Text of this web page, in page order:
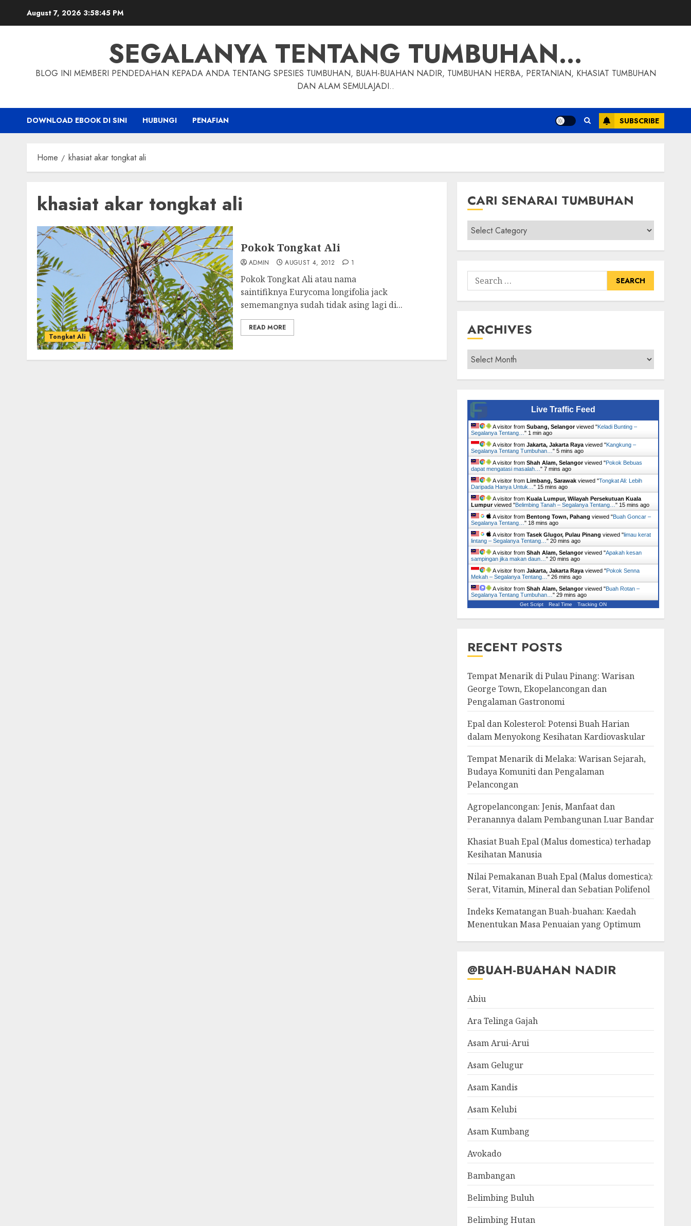
August 7, 2026 3:58:46 PM
SEGALANYA TENTANG TUMBUHAN…
BLOG INI MEMBERI PENDEDAHAN KEPADA ANDA TENTANG SPESIES TUMBUHAN, BUAH-BUAHAN NADIR, TUMBUHAN HERBA, PERTANIAN, KHASIAT TUMBUHAN
DAN ALAM SEMULAJADI..
DOWNLOAD EBOOK DI SINI HUBUNGI PENAFIAN SUBSCRIBE
Home khasiat akar tongkat ali
khasiat akar tongkat ali
Tongkat Ali
Pokok Tongkat Ali
ADMIN AUGUST 4, 2012 1
Pokok Tongkat Ali atau nama
saintifiknya Eurycoma longifolia jack
sememangnya sudah tidak asing lagi di...
READ MORE
CARI SENARAI TUMBUHAN
Cari
Senarai
Tumbuhan
Search
for:
ARCHIVES
Archives
Live Traffic Feed
A visitor from Subang, Selangorviewed "Keladi Bunting –
Segalanya Tentang… " 1 min ago
A visitor from Jakarta, Jakarta Rayaviewed "Kangkung –
Segalanya Tentang Tumbuhan… " 5 mins ago
A visitor from Shah Alam, Selangorviewed "Pokok Bebuas
dapat mengatasi masalah… " 7 mins ago
A visitor from Limbang, Sarawakviewed "Tongkat Ali: Lebih
Daripada Hanya Untuk… " 15 mins ago
A visitor from Kuala Lumpur, Wilayah Persekutuan Kuala
Lumpurviewed "Belimbing Tanah – Segalanya Tentang… " 15 mins ago
A visitor from Bentong Town, Pahang viewed "Buah Goncar –
Segalanya Tentang… " 18 mins ago
A visitor from Tasek Glugor, Pulau Pinang viewed "limau kerat
lintang – Segalanya Tentang… " 20 mins ago
A visitor from Shah Alam, Selangorviewed "Apakah kesan
sampingan jika makan daun… " 20 mins ago
A visitor from Jakarta, Jakarta Rayaviewed "Pokok Senna
Mekah – Segalanya Tentang… " 26 mins ago
A visitor from Shah Alam, Selangorviewed "Buah Rotan –
Segalanya Tentang Tumbuhan… " 29 mins ago
Get Script Real Time Tracking ON
RECENT POSTS
Tempat Menarik di Pulau Pinang: Warisan
George Town, Ekopelancongan dan
Pengalaman Gastronomi
Epal dan Kolesterol: Potensi Buah Harian
dalam Menyokong Kesihatan Kardiovaskular
Tempat Menarik di Melaka: Warisan Sejarah,
Budaya Komuniti dan Pengalaman
Pelancongan
Agropelancongan: Jenis, Manfaat dan
Peranannya dalam Pembangunan Luar Bandar
Khasiat Buah Epal (Malus domestica) terhadap
Kesihatan Manusia
Nilai Pemakanan Buah Epal (Malus domestica):
Serat, Vitamin, Mineral dan Sebatian Polifenol
Indeks Kematangan Buah-buahan: Kaedah
Menentukan Masa Penuaian yang Optimum
@BUAH-BUAHAN NADIR
Abiu
Ara Telinga Gajah
Asam Arui-Arui
Asam Gelugur
Asam Kandis
Asam Kelubi
Asam Kumbang
Avokado
Bambangan
Belimbing Buluh
Belimbing Hutan